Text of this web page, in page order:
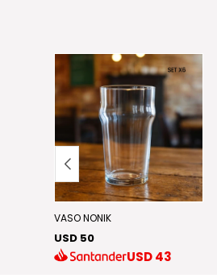
VASO NONIK
USD 50
USD43